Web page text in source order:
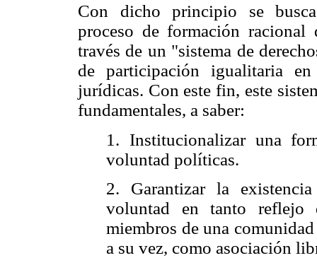
Con dicho principio se
proceso de formación
través de un "sistema de
de participación igualitaria
jurídicas. Con este fin, este
fundamentales, a saber:
1. Institucionalizar una
voluntad políticas.
2. Garantizar la
voluntad en tanto reflejo
miembros de una
a su vez, como asociación